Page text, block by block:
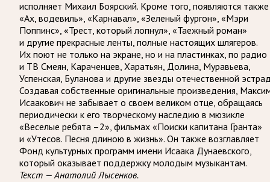
исполняет Михаил Боярский. Кроме того, появляются также
«Ах, водевиль», «Карнавал», «Зеленый фургон», «Мэри
Поппинс», «Трест, который лопнул», «Таежный роман»
и другие прекрасные ленты, полные настоящих шлягеров.
Их поют не только на экране, но и на пластинках, по радио
и ТВ Смеян, Караченцев, Харатьян, Долина, Муравьева,
Успенская, Буланова и другие звезды отечественной
Создавая собственные оригинальные произведения,
Исаакович не забывает о своем великом отце, обращаясь
периодически к его творческому наследию в мюзикле
«Веселые ребята –2», фильмах «Поиски капитана Гранта»
и «Утесов. Песня длиною в жизнь». Он также возглавляет
Фонд культурных программ имени Исаака Дунаевского,
который оказывает поддержку молодым музыкантам.
Текст — Анатолий Лысенков.